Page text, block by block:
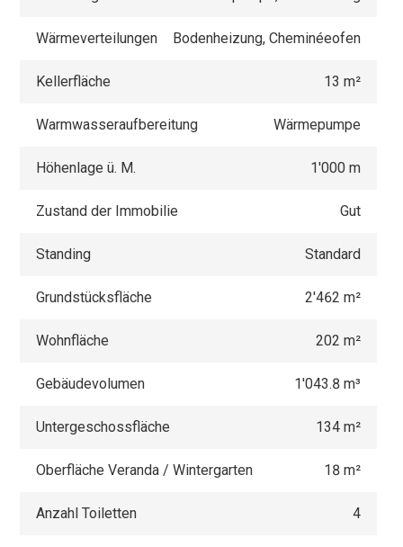
Wärmeverteilungen Bodenheizung, Cheminéeofen
Kellerfläche 13 m²
Warmwasseraufbereitung Wärmepumpe
Höhenlage ü. M. 1'000 m
Zustand der Immobilie Gut
Standing Standard
Grundstücksfläche 2'462 m²
Wohnfläche 202 m²
Gebäudevolumen 1'043.8 m³
Untergeschossfläche 134 m²
Oberfläche Veranda / Wintergarten 18 m²
Anzahl Toiletten 4